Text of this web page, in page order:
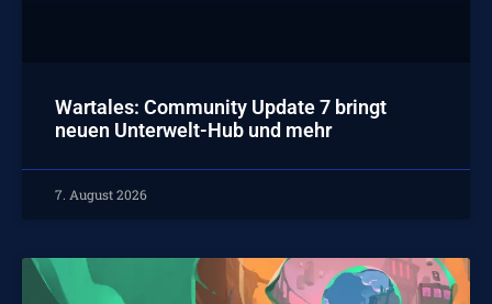
Wartales: Community Update 7 bringt
neuen Unterwelt-Hub und mehr
7. August 2026